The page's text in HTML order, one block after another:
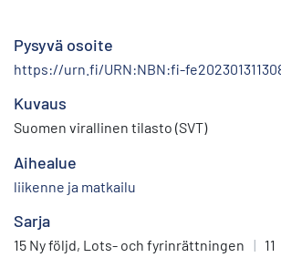
Pysyvä osoite
https://urn.fi/URN:NBN:fi-
Kuvaus
Suomen virallinen tilasto (SVT)
Aihealue
liikenne ja matkailu
Sarja
15 Ny följd, Lots- och fyrinrättningen | 11